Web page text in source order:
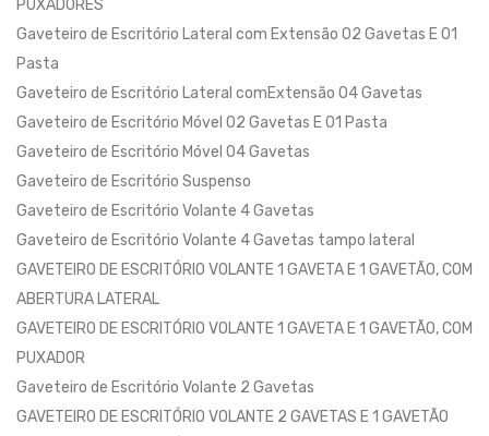
PUXADORES
Gaveteiro de Escritório Lateral com Extensão 02 Gavetas E 01
Pasta
Gaveteiro de Escritório Lateral comExtensão 04 Gavetas
Gaveteiro de Escritório Móvel 02 Gavetas E 01 Pasta
Gaveteiro de Escritório Móvel 04 Gavetas
Gaveteiro de Escritório Suspenso
Gaveteiro de Escritório Volante 4 Gavetas
Gaveteiro de Escritório Volante 4 Gavetas tampo lateral
GAVETEIRO DE ESCRITÓRIO VOLANTE 1 GAVETA E 1 GAVETÃO, COM
ABERTURA LATERAL
GAVETEIRO DE ESCRITÓRIO VOLANTE 1 GAVETA E 1 GAVETÃO, COM
PUXADOR
Gaveteiro de Escritório Volante 2 Gavetas
GAVETEIRO DE ESCRITÓRIO VOLANTE 2 GAVETAS E 1 GAVETÃO